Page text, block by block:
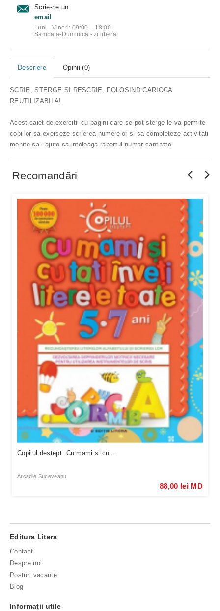
Scrie-ne un
email
Luni - Vineri: 09:00 – 18:00
Sambata-Duminica - zi libera
Descriere Opinii (0)
SCRIE, STERGE SI RESCRIE, FOLOSIND CARIOCA
REUTILIZABILA!
Acest caiet de exercitii cu pagini care se pot sterge le va permite
copiilor sa exerseze scrierea numerelor si sa completeze activitati
menite sa-i ajute sa inteleaga raportul numar-cantitate.
Recomandări
Copilul destept. Cu mami si cu ...
Arcadie Suceveanu
88,00 lei MD
Editura Litera
Contact
Despre noi
Posturi vacante
Blog
Informaţii utile